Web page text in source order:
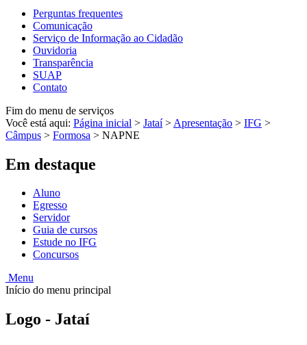
Perguntas frequentes
Comunicação
Serviço de Informação ao Cidadão
Ouvidoria
Transparência
SUAP
Contato
Fim do menu de serviços
Você está aqui: Página inicial > Jataí > Apresentação > IFG >
Câmpus > Formosa > NAPNE
Em destaque
Aluno
Egresso
Servidor
Guia de cursos
Estude no IFG
Concursos
Menu
Início do menu principal
Logo - Jataí